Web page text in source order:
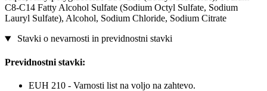
C8-C14 Fatty Alcohol Sulfate (Sodium Octyl Sulfate, Sodium
Lauryl Sulfate), Alcohol, Sodium Chloride, Sodium Citrate
Stavki o nevarnosti in previdnostni stavki
Previdnostni stavki:
EUH 210 - Varnosti list na voljo na zahtevo.